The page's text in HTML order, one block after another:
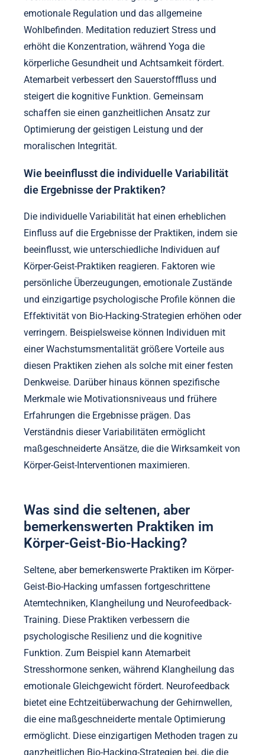
Welche spezifischen Techniken liefern die
besten Ergebnisse?
Körper-Geist-Praktiken wie Meditation, Yoga und
Atemarbeit liefern die besten Ergebnisse bei der
Verbesserung der Bio-Hacking-Psychologie. Diese
Techniken verbessern die geistige Klarheit, die
emotionale Regulation und das allgemeine
Wohlbefinden. Meditation reduziert Stress und
erhöht die Konzentration, während Yoga die
körperliche Gesundheit und Achtsamkeit fördert.
Atemarbeit verbessert den Sauerstofffluss und
steigert die kognitive Funktion. Gemeinsam
schaffen sie einen ganzheitlichen Ansatz zur
Optimierung der geistigen Leistung und der
moralischen Integrität.
Wie beeinflusst die individuelle Variabilität
die Ergebnisse der Praktiken?
Die individuelle Variabilität hat einen erheblichen
Einfluss auf die Ergebnisse der Praktiken, indem sie
beeinflusst, wie unterschiedliche Individuen auf
Körper-Geist-Praktiken reagieren. Faktoren wie
persönliche Überzeugungen, emotionale Zustände
und einzigartige psychologische Profile können die
Effektivität von Bio-Hacking-Strategien erhöhen oder
verringern. Beispielsweise können Individuen mit
einer Wachstumsmentalität größere Vorteile aus
diesen Praktiken ziehen als solche mit einer festen
Merkmale wie Motivationsniveaus und frühere
Erfahrungen die Ergebnisse prägen. Das
Verständnis dieser Variabilitäten ermöglicht
maßgeschneiderte Ansätze, die die Wirksamkeit von
Körper-Geist-Interventionen maximieren.
Was sind die seltenen, aber
bemerkenswerten Praktiken im
Körper-Geist-Bio-Hacking?